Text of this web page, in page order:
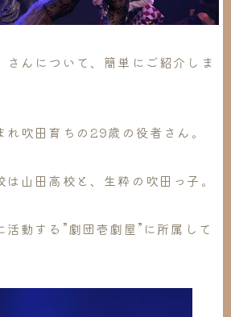
さんについて、簡単にご紹介しま
吹田育ちの29歳の役者さん。
山田高校と、生粋の吹田っ子。
活動する”劇団壱劇屋”に所属して